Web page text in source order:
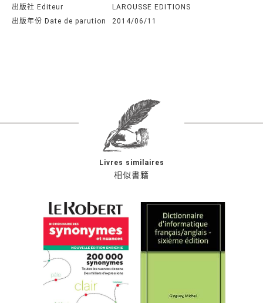
出版社 Editeur
LAROUSSE EDITIONS
出版年份 Date de parution
2014/06/11
相似書籍
Livres similaires